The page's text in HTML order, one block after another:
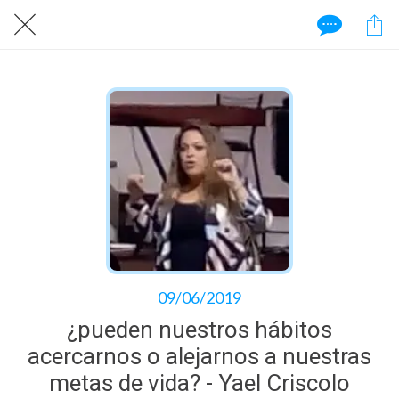
09/06/2019
¿pueden nuestros hábitos
acercarnos o alejarnos a nuestras
metas de vida? - Yael Criscolo